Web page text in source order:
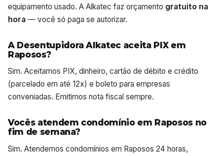
equipamento usado. A Alkatec faz orçamento gratuito na
hora — você só paga se autorizar.
A Desentupidora Alkatec aceita PIX em
Raposos?
Sim. Aceitamos PIX, dinheiro, cartão de débito e crédito
(parcelado em até 12x) e boleto para empresas
conveniadas. Emitimos nota fiscal sempre.
Vocês atendem condomínio em Raposos no
fim de semana?
Sim. Atendemos condomínios em Raposos 24 horas,